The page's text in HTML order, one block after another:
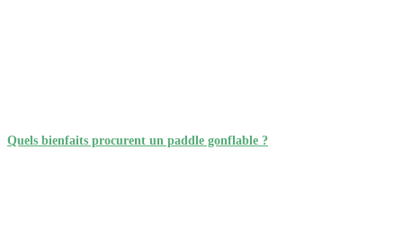
Quels bienfaits procurent un paddle gonflable ?